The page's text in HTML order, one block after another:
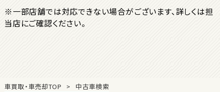
※一部店舗では対応できない場合がございます、詳しくは担
当店にご確認ください。
車買取・車売却TOP 中古車検索